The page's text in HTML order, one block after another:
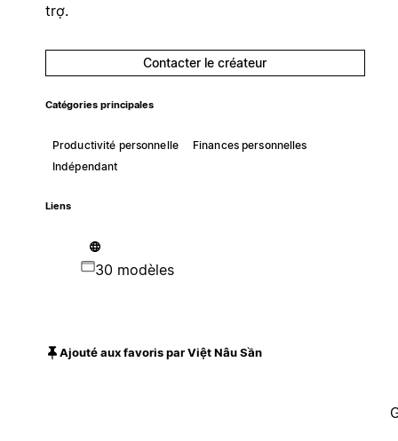
trợ.
Contacter le créateur
Catégories principales
Productivité personnelle
Finances personnelles
Indépendant
Liens
30 modèles
Ajouté aux favoris par Việt Nâu Sần